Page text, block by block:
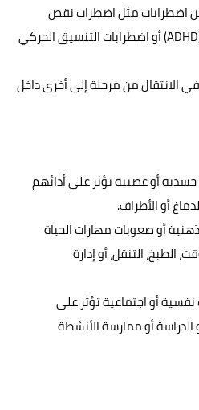
من اضطرابات مثل اضطراب نقص
الانتباه وفرط النشاط (ADHD) أو اضطرابات التنسيق الحركي
الانتقال من مرحلة إلى أخرى داخل
أو عصبية تؤثر على أدائهم
أو الأطراف.
أو صعوبات مهارات الحياة
الطبخ، التنقل، أو إدارة
أو اجتماعية تؤثر على
أو ممارسة الأنشطة